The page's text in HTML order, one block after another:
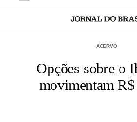
ACERVO
Opções sobre o
movimentam